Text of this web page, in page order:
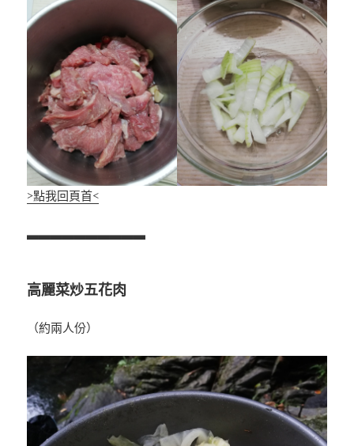
>點我回頁首<
▃▃▃▃▃▃▃▃▃▃
高麗菜炒五花肉
（約兩人份）